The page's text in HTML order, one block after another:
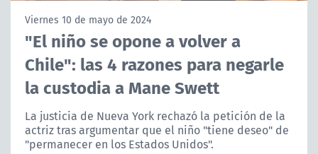
ACTUALIDAD Y TENDENCIAS
CORPORATIVO Y TRANSPARENCIA
CANAL DE DENUNCIAS
Viernes 10 de mayo de 2024
"El niño se opone a volver a
Chile": las 4 razones para negarle
la custodia a Mane Swett
La justicia de Nueva York rechazó la petición de la
actriz tras argumentar que el niño "tiene deseo" de
"permanecer en los Estados Unidos".